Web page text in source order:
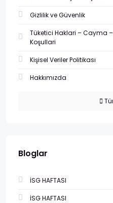
Gizlilik ve Güvenlik
Tüketici Haklari – Cayma
Koşullari
Kişisel Veriler Politikası
Hakkımızda
Bloglar
İSG HAFTASI
İSG HAFTASI